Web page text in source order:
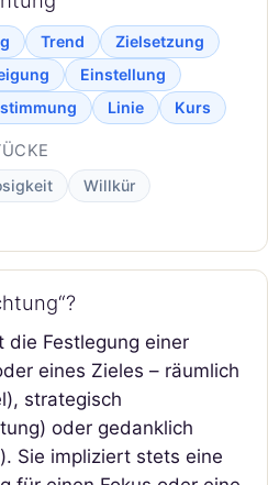
Trend
Zielsetzung
Einstellung
Linie Kurs
Willkür
die Festlegung einer
eines Zieles – räumlich
strategisch
oder gedanklich
Sie impliziert stets eine